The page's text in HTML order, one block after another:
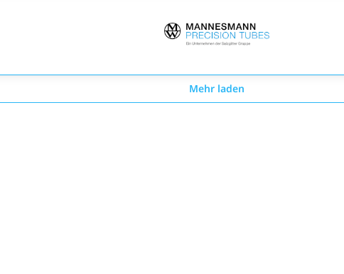
Mehr laden